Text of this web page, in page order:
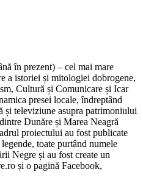
în prezent) – cel mai mare
a istoriei și mitologiei dobrogene,
Cultură și Comunicare și Icar
presei locale, îndreptând
și televiziune asupra patrimoniului
Dunăre și Marea Neagră
proiectului au fost publicate
toate purtând numele
Negre și au fost create un
și o pagină Facebook,